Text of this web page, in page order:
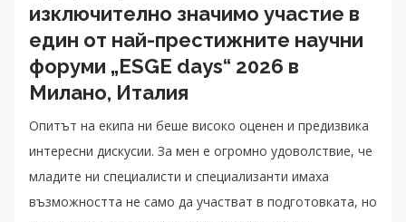
изключително значимо участие в
един от най-престижните научни
форуми „ESGE days“ 2026 в
Милано, Италия
Опитът на екипа ни беше високо оценен и предизвика
интересни дискусии. За мен е огромно удоволствие, че
младите ни специалисти и специализанти имаха
възможността не само да участват в подготовката, но